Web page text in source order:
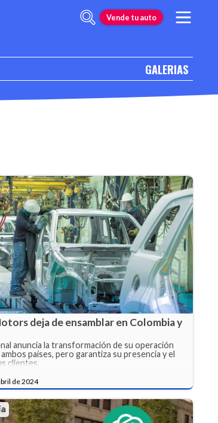
Vende tu auto
GALERIAS
deja de ensamblar en Colombia y
anuncia la transformación de su operación
países, pero garantiza su presencia y el
clientes.
de 2024